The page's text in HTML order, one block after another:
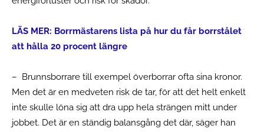
LÄS MER: Borrmästarens lista på hur du får borrstålet
att hålla 20 procent längre
– Brunnsborrare till exempel överborrar ofta sina kronor.
Men det är en medveten risk de tar, för att det helt enkelt
inte skulle löna sig att dra upp hela strängen mitt under
jobbet. Det är en ständig balansgång det där, säger han